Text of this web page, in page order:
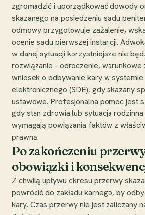
zgromadzić i uporządkować dowody
skazanego na posiedzeniu sądu
odmowy przygotowuje zażalenie,
ocenie sądu pierwszej instancji.
w danej sytuacji korzystniejsze nie
rozwiązanie - odroczenie, warunkowe
wniosek o odbywanie kary w
elektronicznego (SDE), gdy skazany
ustawowe. Profesjonalna pomoc jest
gdy stan zdrowia lub sytuacja rodzinna
wymagają powiązania faktów z
prawną.
Po zakończeniu
obowiązki i
Z chwilą upływu okresu przerwy
powrócić do zakładu karnego, by
kary. Czas przerwy nie jest zaliczany